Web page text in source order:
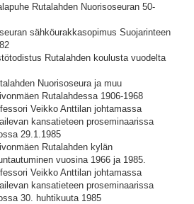
Rutalahden Nuorisoseuran 50-
sähköurakkasopimus Suojarinteen
Rutalahden koulusta vuodelta
Nuorisoseura ja muu
Rutalahdessa 1906-1968
Veikko Anttilan johtamassa
kansatieteen proseminaarissa
29.1.1985
Rutalahden kylän
vuosina 1966 ja 1985.
Veikko Anttilan johtamassa
kansatieteen proseminaarissa
30. huhtikuuta 1985